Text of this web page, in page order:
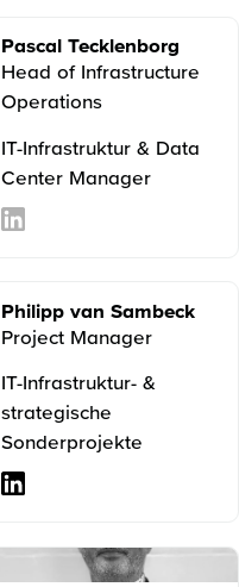
Pascal Tecklenborg
Head of Infrastructure
Operations
IT-Infrastruktur & Data
Center Manager
Philipp van Sambeck
Project Manager
IT-Infrastruktur- &
strategische
Sonderprojekte